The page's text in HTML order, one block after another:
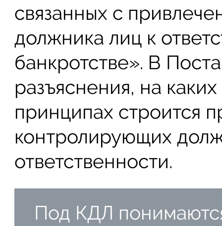
связанных с
должника лиц к
банкротстве». В
разъяснения, на
принципах строится
контролирующих
ответственности.
Под КДЛ